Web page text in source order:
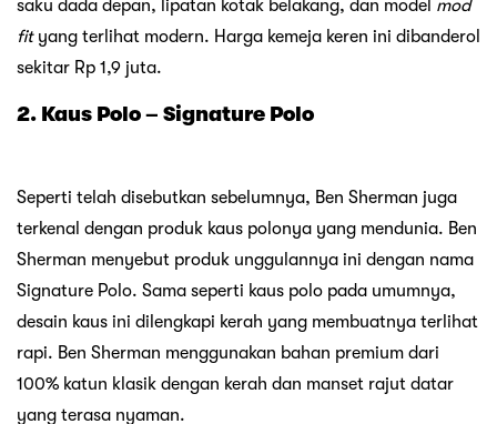
saku dada depan, lipatan kotak belakang, dan model mod
fit yang terlihat modern. Harga kemeja keren ini dibanderol
sekitar Rp 1,9 juta.
2. Kaus Polo – Signature Polo
Seperti telah disebutkan sebelumnya, Ben Sherman juga
terkenal dengan produk kaus polonya yang mendunia. Ben
Sherman menyebut produk unggulannya ini dengan nama
Signature Polo. Sama seperti kaus polo pada umumnya,
desain kaus ini dilengkapi kerah yang membuatnya terlihat
rapi. Ben Sherman menggunakan bahan premium dari
100% katun klasik dengan kerah dan manset rajut datar
yang terasa nyaman.